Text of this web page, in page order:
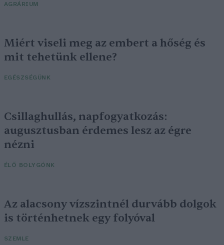
AGRÁRIUM
Miért viseli meg az embert a hőség és
mit tehetünk ellene?
EGÉSZSÉGÜNK
Csillaghullás, napfogyatkozás:
augusztusban érdemes lesz az égre
nézni
ÉLŐ BOLYGÓNK
Az alacsony vízszintnél durvább dolgok
is történhetnek egy folyóval
SZEMLE